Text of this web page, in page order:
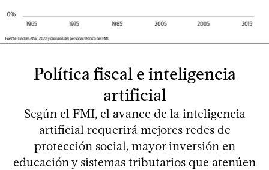
Política fiscal e inteligencia
artificial
Según el FMI, el avance de la inteligencia
artificial requerirá mejores redes de
protección social, mayor inversión en
educación y sistemas tributarios que atenúen